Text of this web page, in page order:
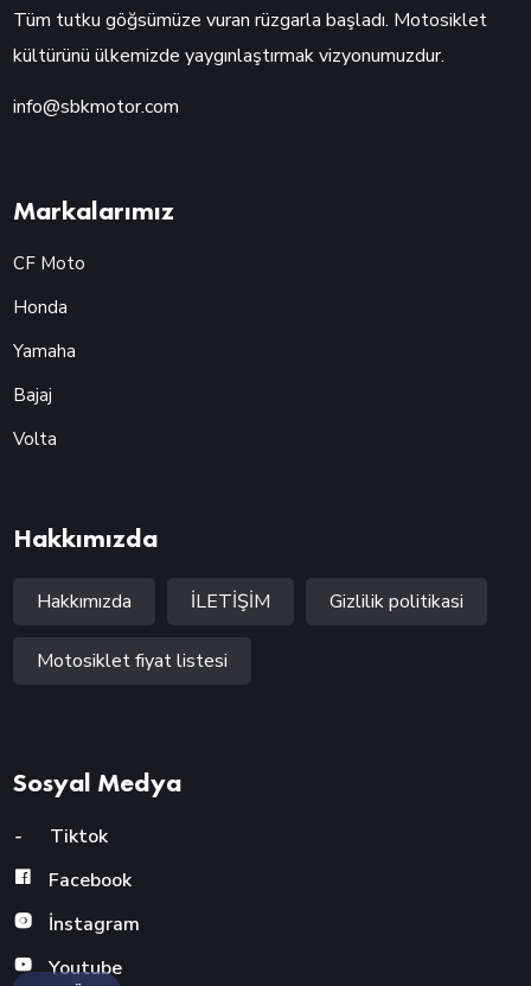
Tüm tutku göğsümüze vuran rüzgarla başladı. Motosiklet
kültürünü ülkemizde yaygınlaştırmak vizyonumuzdur.
info@sbkmotor.com
Markalarımız
CF Moto
Honda
Yamaha
Bajaj
Volta
Hakkımızda
Hakkımızda İLETİŞİM Gizlilik politikasi
Motosiklet fiyat listesi
Sosyal Medya
-
Tiktok
Facebook
İnstagram
Youtube